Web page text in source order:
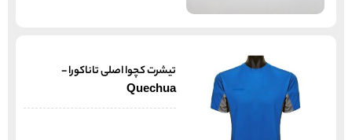
تیشرت کچوا اصلی تاناکورا -
Quechua